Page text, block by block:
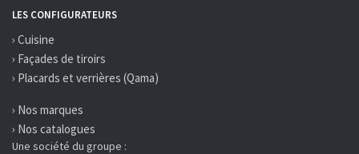
LES CONFIGURATEURS
› Cuisine
› Façades de tiroirs
› Placards et verrières (Qama)
› Nos marques
› Nos catalogues
Une société du groupe :